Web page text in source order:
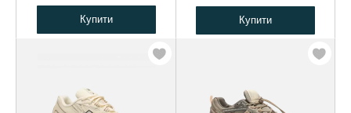
Купити Купити